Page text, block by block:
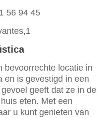
56 94 45
bevoorrechte locatie in
en is gevestigd in een
geeft dat ze in de
eten. Met een
u kunt genieten van